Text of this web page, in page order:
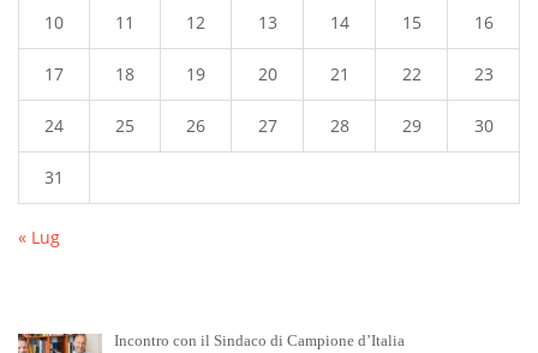
10 11 12 13 14 15 16
17 18 19 20 21 22 23
24 25 26 27 28 29 30
31
« Lug
Incontro con il Sindaco di Campione d’Italia